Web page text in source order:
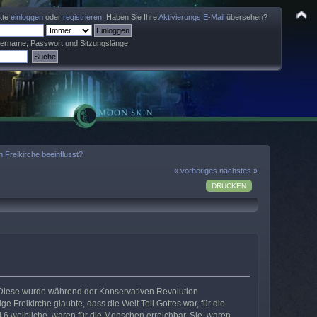
einloggen oder registrieren . Haben Sie IhreAktivierungs E-Mail übersehen?
Passwort und Sitzungslänge
Freikirche beeinflusst?
« vorheriges nächstes »
DRUCKEN
wurde während der Konservativen Revolution
Freikirche glaubte, dass die Welt Teil Gottes war, für die